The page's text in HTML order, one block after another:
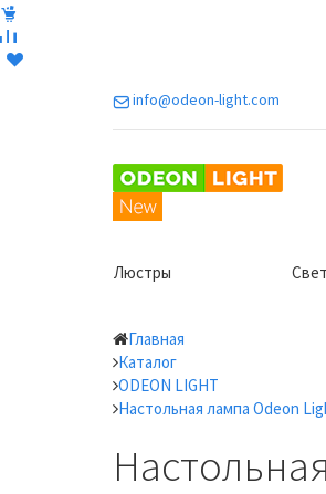
info@odeon-light.com
Люстры
Главная
Каталог
ODEON LIGHT
Настольная лампа Odeon